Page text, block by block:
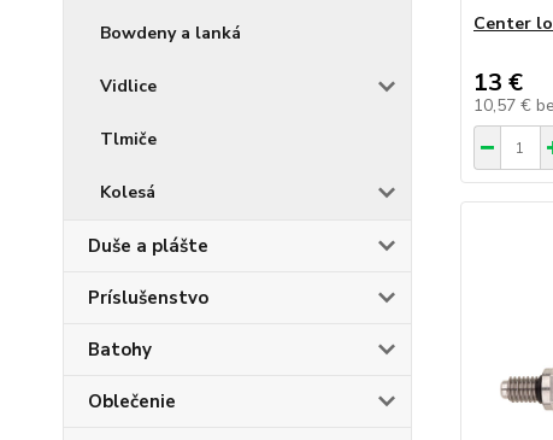
Bowdeny a lanká
Vidlice
Tlmiče
Kolesá
Duše a plášte
Príslušenstvo
Batohy
Oblečenie
Center
13 €
10,57 €